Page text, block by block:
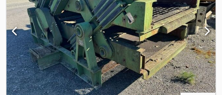
delivery at short notice. Operating hours: 286 Own weight: 13,000
kg Total weight: 13,000 kg Model: TR8040 = Further information =
Contact ATS Norway for more details.